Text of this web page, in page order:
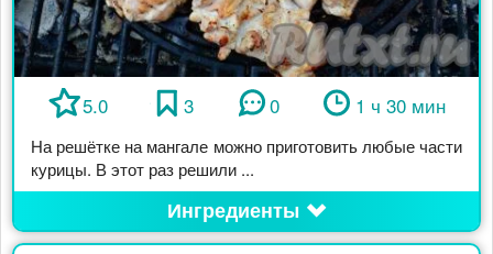
5.0 3 0 1 ч 30 мин
На решётке на мангале можно приготовить любые части
курицы. В этот раз решили ...
Ингредиенты